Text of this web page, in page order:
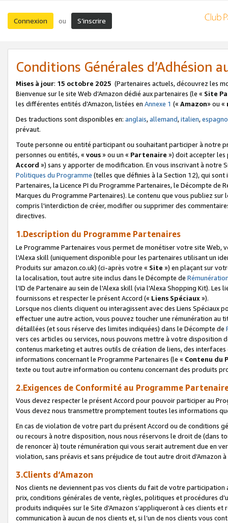
Connexion ou S’inscrire
Conditions Générales d’Adhésion
Mises à jour: 15 octobre 2025 (Partenaires actuels, découvrez les
Bienvenue sur le site Web d’Amazon dédié aux partenaires (le « Site
les différentes entités d’Amazon, listées en Annexe 1 (« Amazon» ou «
Des traductions sont disponibles en: anglais,allemand,italien,
prévaut.
Toute personne ou entité participant ou souhaitant participer à notre
personnes ou entités, « vous» ou un « Partenaire ») doit accepter les
Accord ») sans y apporter de modification. En vous inscrivant à notre
Politiques du Programme (telles que définies à la Section 12), qui
Partenaires, la Licence PI du Programme Partenaires, le Décompte de
Marques du Programme Partenaires). Le contenu que vous publiez
compris l'interdiction de créer, modifier ou supprimer des
directives.
1.Description du Programme Partenaires
Le Programme Partenaires vous permet de monétiser votre site Web,
l'Alexa skill (uniquement disponible pour les partenaires utilisant un
Produits sur amazon.co.uk) (ci-après votre « Site ») en plaçant sur
la localisation, tout autre site inclus dans le Décompte de
l'ID de Partenaire au sein de l'Alexa skill (via l'Alexa Shopping Kit).
fournissons et respecter le présent Accord (« Liens Spéciaux»).
Lorsque nos clients cliquent ou interagissent avec des Liens Spéciaux
effectuer une autre action, vous pouvez toucher une rémunération
détaillées (et sous réserve des limites indiquées) dans le Décompte de
vers ces articles ou services, nous pouvons mettre à votre disposition
contenus marketing et autres outils de création de liens, des
informations concernant le Programme Partenaires (le « Contenu du
texte ou tout autre information ou contenu concernant des produits
2.Exigences de Conformité au Programme
Vous devez respecter le présent Accord pour pouvoir participer au
Vous devez nous transmettre promptement toutes les informations
En cas de violation de votre part du présent Accord ou de conditions
ou recours à notre disposition, nous nous réservons le droit de (dans
de renoncer à) toute rémunération qui vous serait autrement due en
violation, sans préavis et sans préjudice de tout autre droit
3.Clients d’Amazon
Nos clients ne deviennent pas vos clients du fait de votre
prix, conditions générales de vente, règles, politiques et procédures
produits indiquées sur le Site d’Amazon s’appliqueront à ces clients
communication à aucun de nos clients et, si l’un de nos clients vous